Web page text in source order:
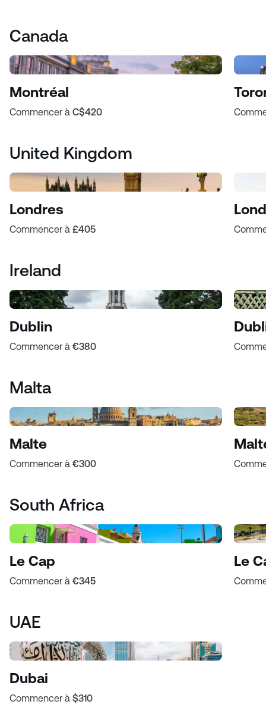
Canada
Montréal
Commencer à C$420
United Kingdom
Londres
Commencer à £405
Ireland
Dublin
Commencer à €380
Malta
Malte
Commencer à €300
South Africa
Le Cap
Commencer à €345
Le
UAE
Dubai
Commencer à $310